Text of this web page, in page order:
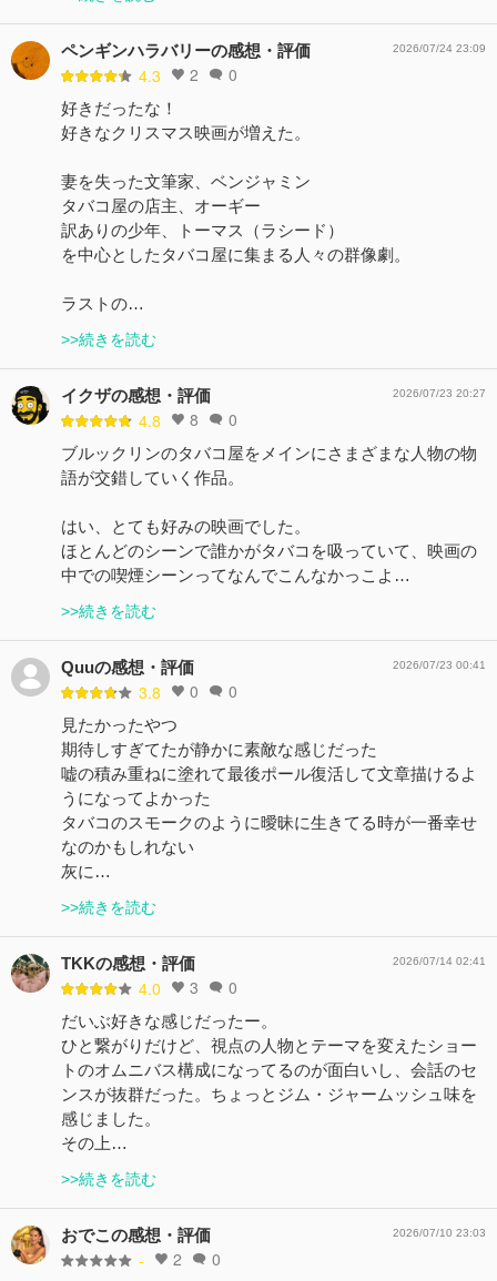
ペンギンハラバリーの感想・評価
4.3 2 0
2026/07/24 23:09
好きだったな！
好きなクリスマス映画が増えた。
妻を失った文筆家、ベンジャミン
タバコ屋の店主、オーギー
訳ありの少年、トーマス（ラシード）
を中心としたタバコ屋に集まる人々の群像劇。
ラストの…
>>続きを読む
イクザの感想・評価
4.8 8 0
2026/07/23 20:27
ブルックリンのタバコ屋をメインにさまざまな人物の物
語が交錯していく作品。
はい、とても好みの映画でした。
ほとんどのシーンで誰かがタバコを吸っていて、映画の
中での喫煙シーンってなんでこんなかっこよ…
>>続きを読む
Quuの感想・評価
3.8 0 0
2026/07/23 00:41
見たかったやつ
期待しすぎてたが静かに素敵な感じだった
嘘の積み重ねに塗れて最後ポール復活して文章描けるよ
うになってよかった
タバコのスモークのように曖昧に生きてる時が一番幸せ
なのかもしれない
灰に…
>>続きを読む
TKKの感想・評価
4.0 3 0
2026/07/14 02:41
だいぶ好きな感じだったー。
ひと繋がりだけど、視点の人物とテーマを変えたショー
トのオムニバス構成になってるのが面白いし、会話のセ
ンスが抜群だった。ちょっとジム・ジャームッシュ味を
感じました。
その上…
>>続きを読む
おでこの感想・評価
- 2 0
2026/07/10 23:03